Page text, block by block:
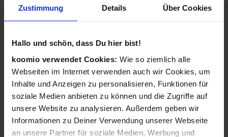
Zustimmung Details Über Cookies
Hallo und schön, dass Du hier bist!
koomio verwendet Cookies: Wie so ziemlich alle
Webseiten im Internet verwenden auch wir Cookies, um
Inhalte und Anzeigen zu personalisieren, Funktionen für
soziale Medien anbieten zu können und die Zugriffe auf
unsere Website zu analysieren. Außerdem geben wir
Informationen zu Deiner Verwendung unserer Webseite
an unsere Partner für soziale Medien, Werbung und
Wie funktioniert koomio?
Geschäftsinformationen vervollständigen, Angebote
veröffentlichen - 3 Angebote sind für Sie immer kostenlos!
Wir kümmern uns dann darum, dass Ihre Informationen
zu Ihren Kunden gelangen: Auf der koomio-Webseite, in
unseren Apps und in Suchmaschinen - daheim auf der
Couch und unterwegs auf dem Smartphone!